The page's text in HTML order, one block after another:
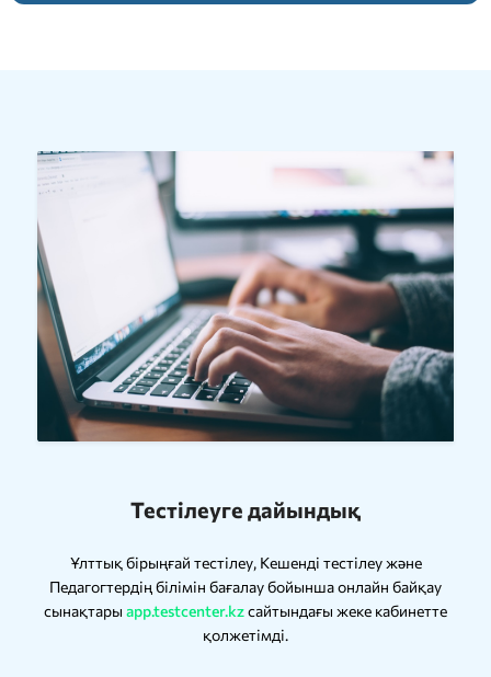
Тестілеуге дайындық
Ұлттық бірыңғай тестілеу, Кешенді тестілеу және
Педагогтердің білімін бағалау бойынша онлайн байқау
сынақтары app.testcenter.kzсайтындағы жеке кабинетте
қолжетімді.